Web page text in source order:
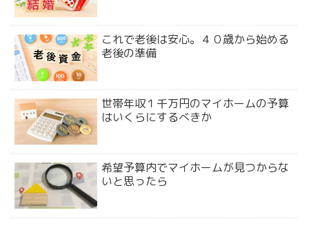
これで老後は安心。４０歳から始める
老後の準備
世帯年収１千万円のマイホームの予算
はいくらにするべきか
希望予算内でマイホームが見つからな
いと思ったら